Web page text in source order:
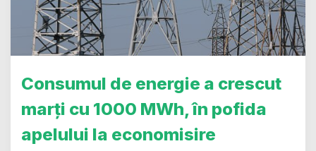
Consumul de energie a crescut
marți cu 1000 MWh, în pofida
apelului la economisire